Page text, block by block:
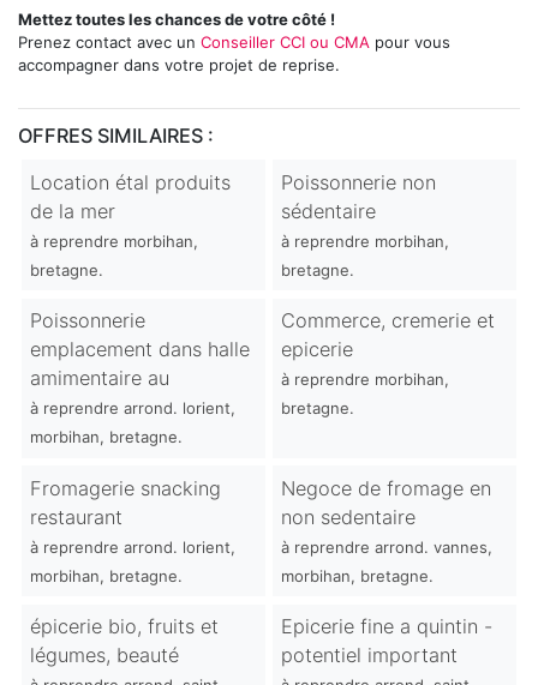
Mettez toutes les chances de votre côté !
Prenez contact avec un Conseiller CCI ou CMA pour vous
accompagner dans votre projet de reprise.
OFFRES SIMILAIRES :
Location étal produits
de la mer
à reprendre morbihan,
bretagne.
Poissonnerie non
sédentaire
à reprendre morbihan,
bretagne.
Poissonnerie
emplacement dans halle
amimentaire au
à reprendre arrond. lorient,
morbihan, bretagne.
Commerce, cremerie et
epicerie
à reprendre morbihan,
bretagne.
Fromagerie snacking
restaurant
à reprendre arrond. lorient,
morbihan, bretagne.
Negoce de fromage en
non sedentaire
à reprendre arrond. vannes,
morbihan, bretagne.
épicerie bio, fruits et
légumes, beauté
Epicerie fine a quintin -
potentiel important